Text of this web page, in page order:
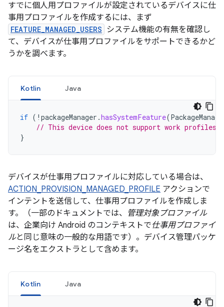
すでに個人用プロファイルが設定されているデバイスに仕
事用プロファイルを作成するには、まず
FEATURE_MANAGED_USERS
システム機能の有無を確認し
て、デバイスが仕事用プロファイルをサポートできるかど
うかを調べます。
Kotlin Java
if ( ! packageManager .hasSystemFeature(
// This device does not support work profiles!
}
デバイスが仕事用プロファイルに対応している場合は、
ACTION_PROVISION_MANAGED_PROFILE アクションで
インテントを送信して、仕事用プロファイルを作成しま
す。（一部のドキュメントでは、
管理対象プロファイル
は、企業向け Android のコンテキストで仕事用プロファイ
ルと同じ意味の一般的な用語です）。デバイス管理パッケ
ージ名をエクストラとして含めます。
Kotlin Java